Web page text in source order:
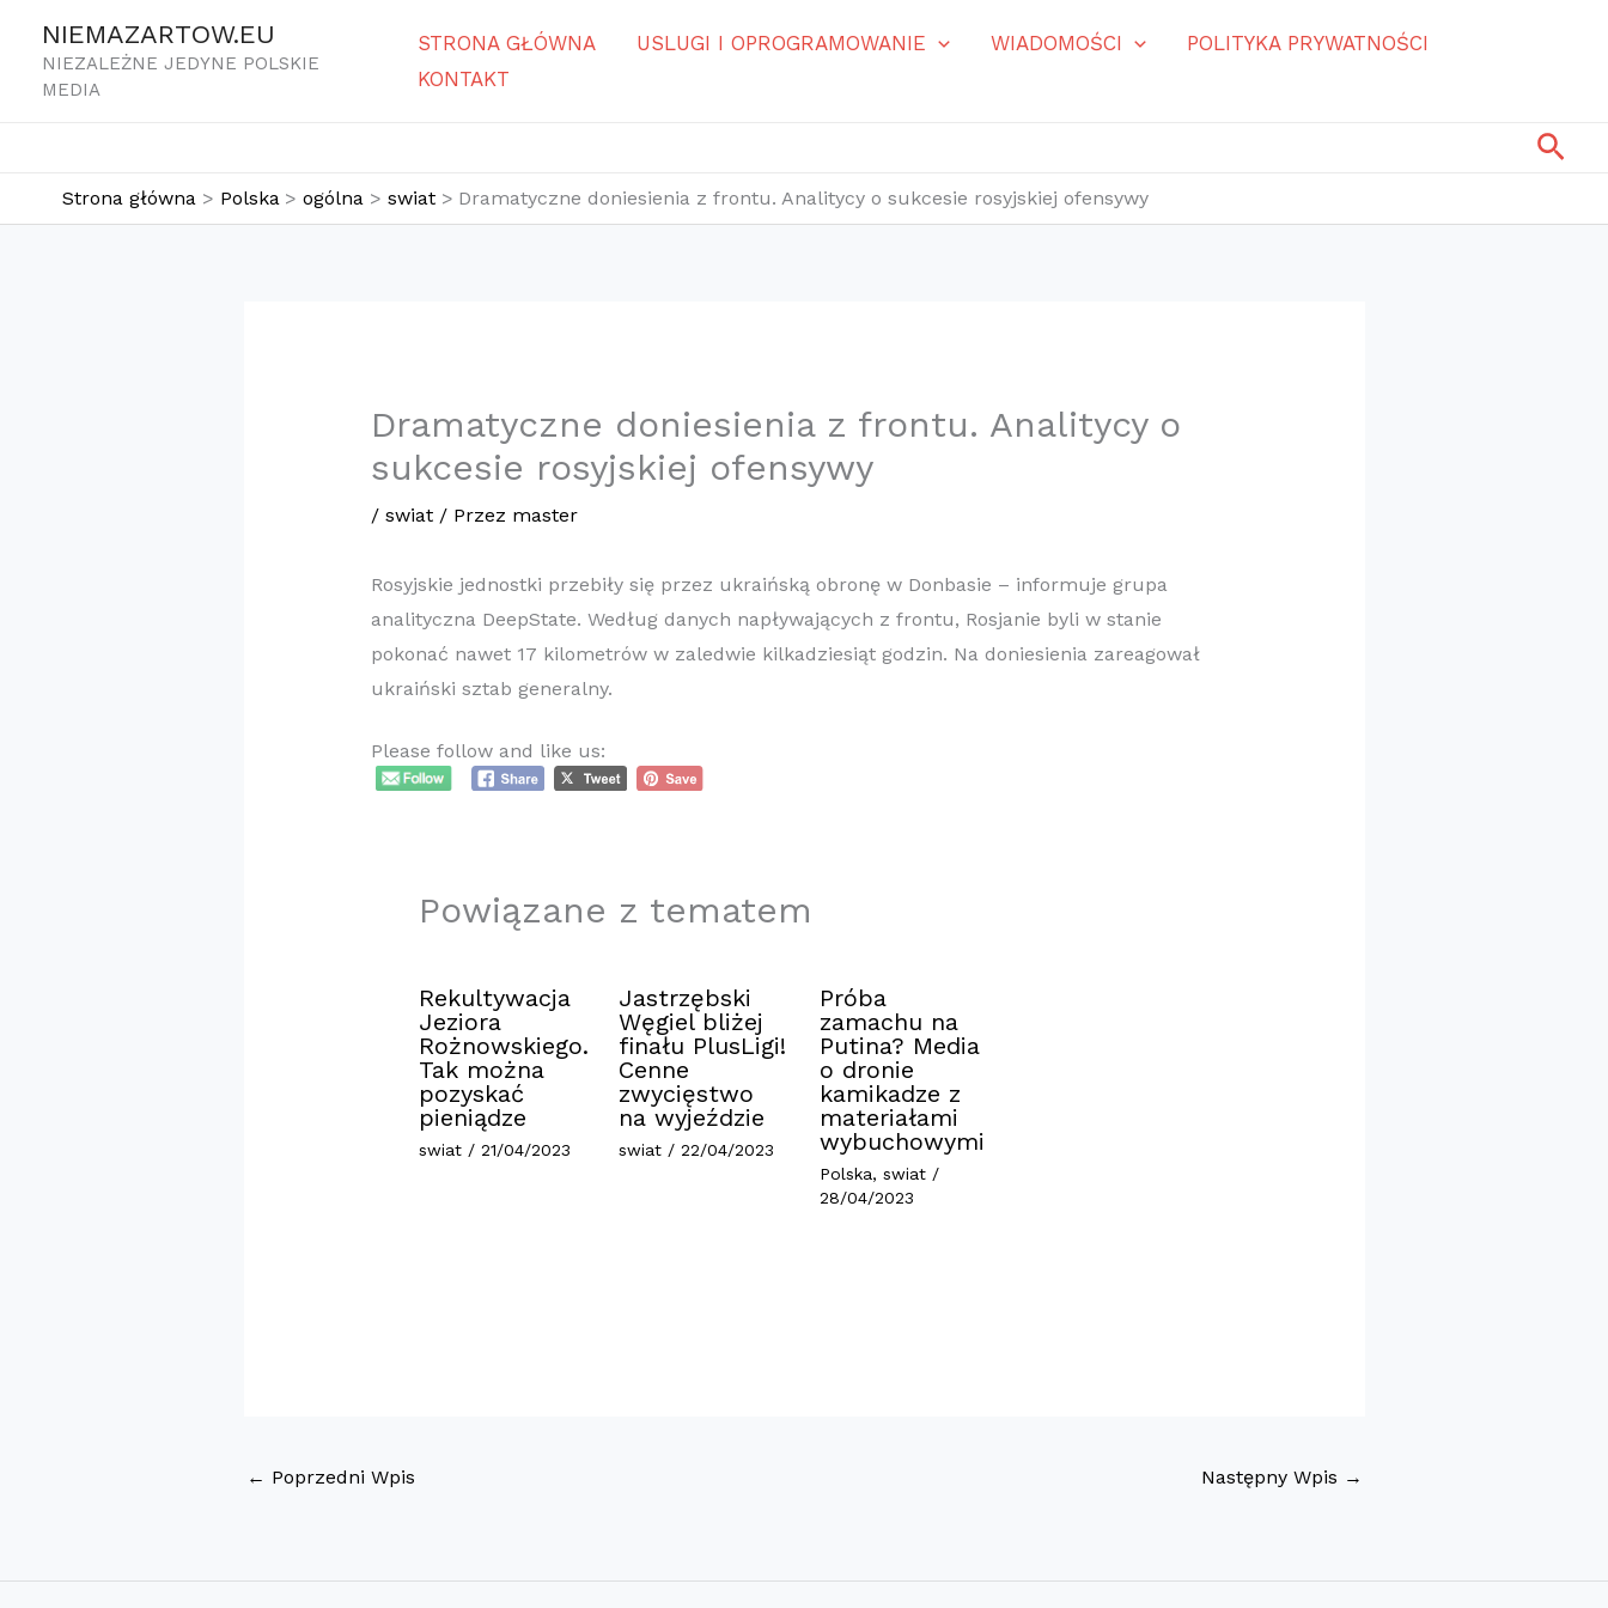
treści
NIEMAZARTOW.EU
NIEZALEŻNE JEDYNE POLSKIE
MEDIA
STRONA GŁÓWNA USLUGI I OPROGRAMOWANIE WIADOMOŚCI
POLITYKA PRYWATNOŚCI
KONTAKT
Strona główna Polska ogólna swiat Dramatyczne doniesienia z frontu. Analitycy o sukcesie rosyjskiej ofensywy
Dramatyczne doniesienia z frontu. Analitycy o
sukcesie rosyjskiej ofensywy
/swiat / Przez master
Rosyjskie jednostki przebiły się przez ukraińską obronę w Donbasie – informuje grupa
analityczna DeepState. Według danych napływających z frontu, Rosjanie byli w stanie
pokonać nawet 17 kilometrów w zaledwie kilkadziesiąt godzin. Na doniesienia zareagował
ukraiński sztab generalny.
Please follow and like us:
Powiązane z tematem
Rekultywacja
Jeziora
Rożnowskiego.
Tak można
pozyskać
pieniądze
swiat /21/04/2023
Jastrzębski
Węgiel bliżej
finału PlusLigi!
Cenne
zwycięstwo
na wyjeździe
swiat /22/04/2023
Próba
zamachu na
Putina? Media
o dronie
kamikadze z
materiałami
wybuchowymi
Polska, swiat/
28/04/2023
← Poprzedni Wpis Następny Wpis →